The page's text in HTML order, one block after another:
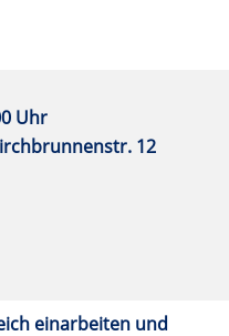
Uhr
12
einarbeiten und